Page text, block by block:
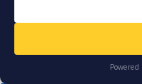
あります。
スキーママークアップは
生し、通常はコーディン